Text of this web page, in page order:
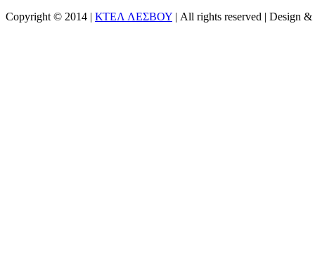
Copyright © 2014 | ΚΤΕΛ ΛΕΣΒΟΥ | All rights reserved | Design &